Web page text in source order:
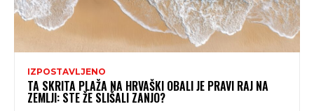
IZPOSTAVLJENO
TA SKRITA PLAŽA NA HRVAŠKI OBALI JE PRAVI RAJ NA
ZEMLJI: STE ŽE SLIŠALI ZANJO?